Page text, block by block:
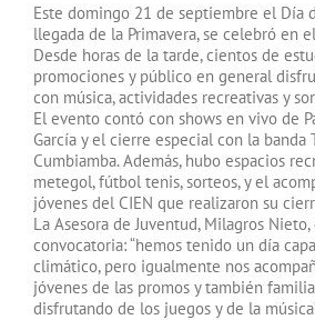
Este domingo 21 de septiembre el Día
llegada de la Primavera, se celebró en
Desde horas de la tarde, cientos de
promociones y público en general
con música, actividades recreativas y
El evento contó con shows en vivo de
García y el cierre especial con la banda
Cumbiamba. Además, hubo espacios
metegol, fútbol tenis, sorteos, y el
jóvenes del CIEN que realizaron su
La Asesora de Juventud, Milagros
convocatoria: “hemos tenido un día
climático, pero igualmente nos
jóvenes de las promos y también
disfrutando de los juegos y de la